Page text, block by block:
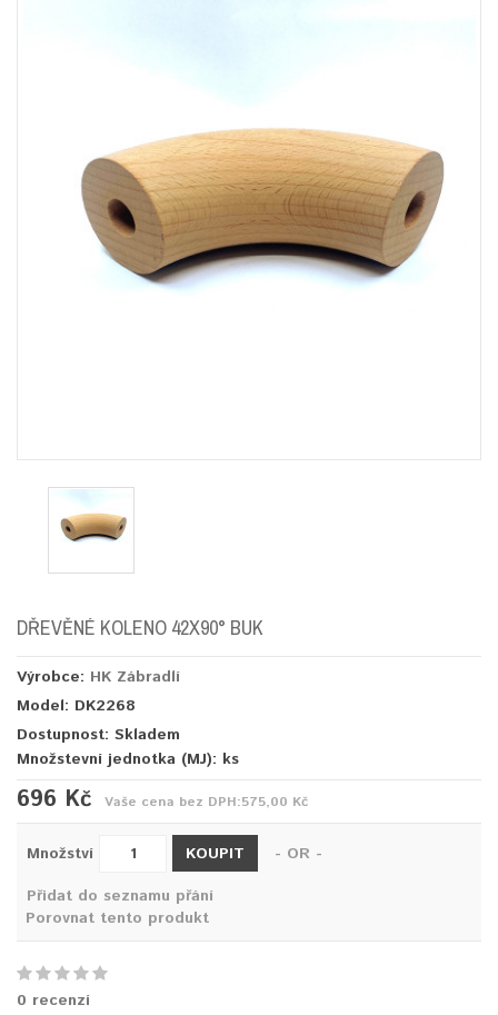
DŘEVĚNÉ KOLENO 42X90° BUK
Výrobce: HK Zábradlí
Model: DK2268
Dostupnost: Skladem
Množstevní jednotka (MJ): ks
696 Kč Vaše cena bez DPH:575,00 Kč
Množství KOUPIT
- OR -
Přidat do seznamu přání
Porovnat tento produkt
0 recenzí